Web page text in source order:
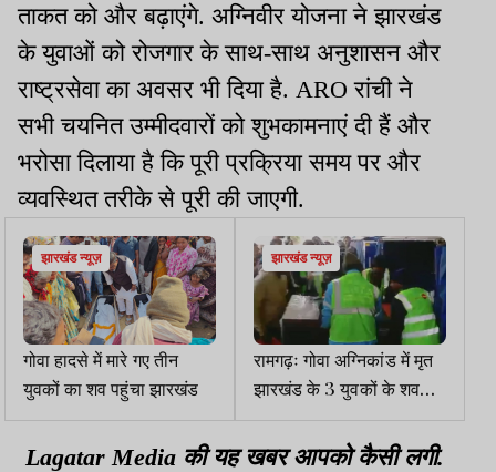
ताकत को और बढ़ाएंगे. अग्निवीर योजना ने झारखंड
के युवाओं को रोजगार के साथ-साथ अनुशासन और
राष्ट्रसेवा का अवसर भी दिया है. ARO रांची ने
सभी चयनित उम्मीदवारों को शुभकामनाएं दी हैं और
भरोसा दिलाया है कि पूरी प्रक्रिया समय पर और
व्यवस्थित तरीके से पूरी की जाएगी.
झारखंड न्यूज़
गोवा हादसे में मारे गए तीन
युवकों का शव पहुंचा झारखंड
झारखंड न्यूज़
रामगढ़ः गोवा अग्निकांड में मृत
झारखंड के 3 युवकों के शव
विमान से रांची लाए गए
Lagatar Media की यह खबर आपको कैसी लगी.